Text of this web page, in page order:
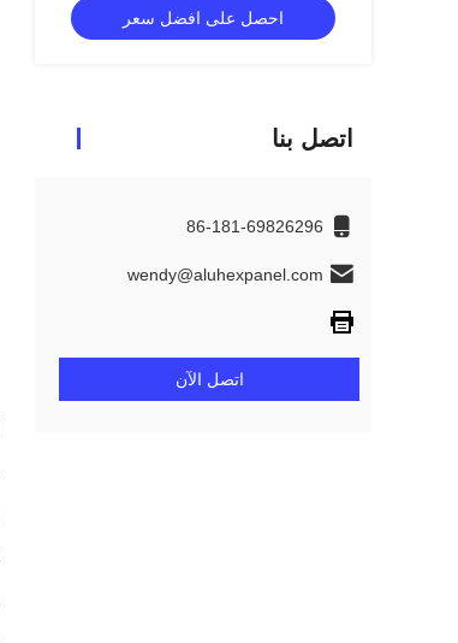
احصل على افضل سعر
اتصل بنا
86-181-69826296
wendy@aluhexpanel.com
اتصل الآن